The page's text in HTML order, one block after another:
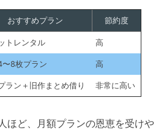
おすすめプラン 節約度
トレンタル 高
〜8枚プラン 高
ラン＋旧作まとめ借り 非常に高い
ほど、月額プランの恩恵を受けや